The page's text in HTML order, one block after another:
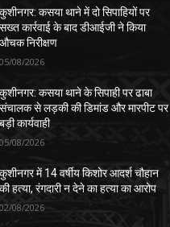
कुशीनगर: कसया थाने में दो सिपाहियों पर
सख्त कार्रवाई के बाद डीआईजी ने किया
औचक निरीक्षण
05/08/2026
कुशीनगर: कसया थाने के सिपाही पर ढाबा
संचालक से लड़की की डिमांड और मारपीट पर
बड़ी कार्यवाही
05/08/2026
कुशीनगर में 14 वर्षीय किशोर आदर्श चौहान
की हत्या, रंगदारी न देने का हत्या का आरोप
02/08/2026